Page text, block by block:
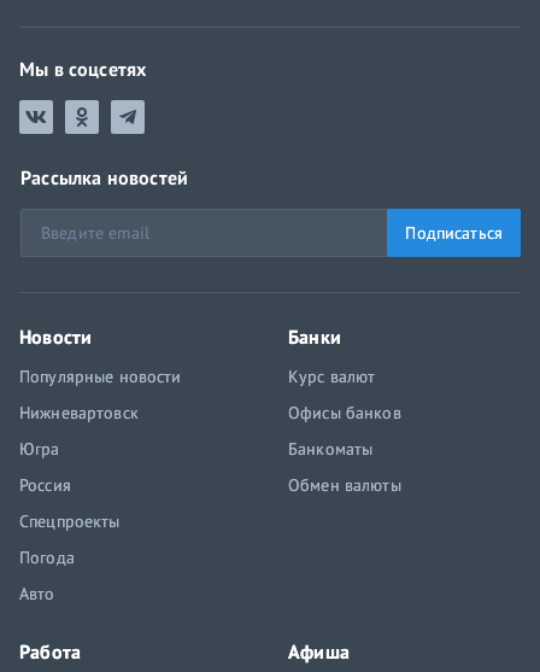
Мы в соцсетях
Рассылка новостей
Подписаться
Новости
Популярные новости
Нижневартовск
Югра
Россия
Спецпроекты
Погода
Авто
Банки
Курс валют
Офисы банков
Банкоматы
Обмен валюты
Работа Афиша